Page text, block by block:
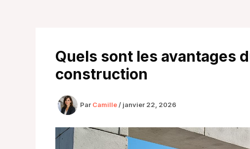
Quels sont les avantages
construction
Par Camille / janvier 22, 2026